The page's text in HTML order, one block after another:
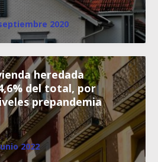
2020
heredada
del total, por
prepandemia
2022